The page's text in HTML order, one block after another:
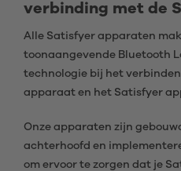
verbinding met de
Alle Satisfyer apparaten
toonaangevende Bluetooth
technologie bij het
apparaat en het Satisfyer
Onze apparaten zijn
achterhoofd en
om ervoor te zorgen dat je